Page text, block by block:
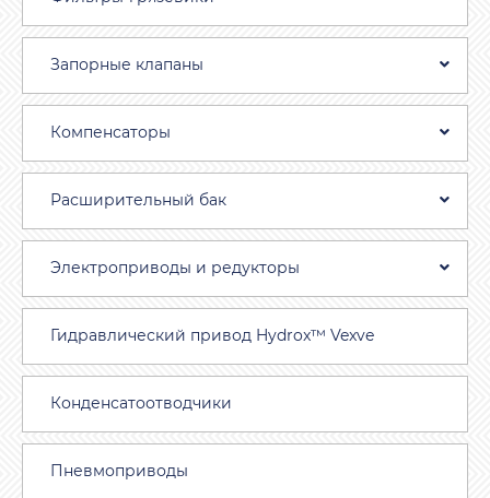
Запорные клапаны
Компенсаторы
Расширительный бак
Электроприводы и редукторы
Гидравлический привод Hydrox™ Vexve
Конденсатоотводчики
Пневмоприводы